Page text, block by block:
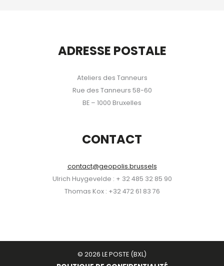
ADRESSE POSTALE
Ateliers des Tanneurs
Rue des Tanneurs 58-60
BE – 1000 Bruxelles
CONTACT
contact@geopolis.brussels
Ulrich Huygevelde : + 32 485 32 85 90
Thomas Kox : +32 472 61 83 76
© 2026 LE POSTE (BXL)